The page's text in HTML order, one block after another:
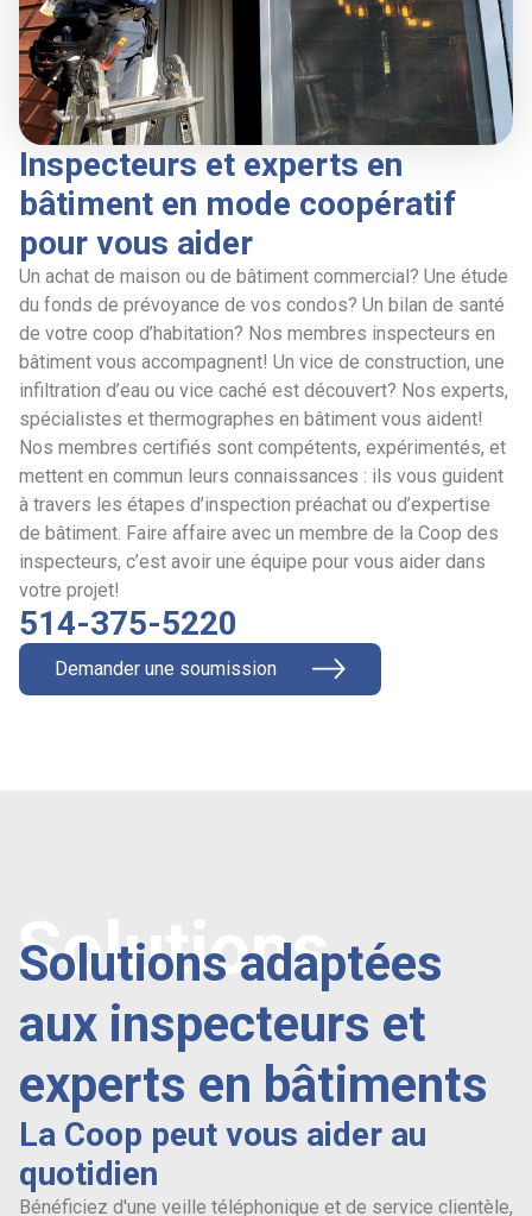
Inspecteurs et experts en
bâtiment en mode coopératif
pour vous aider
Un achat de maison ou de bâtiment commercial? Une étude
du fonds de prévoyance de vos condos? Un bilan de santé
de votre coop d’habitation? Nos membres inspecteurs en
bâtiment vous accompagnent! Un vice de construction, une
infiltration d’eau ou vice caché est découvert? Nos experts,
spécialistes et thermographes en bâtiment vous aident!
Nos membres certifiés sont compétents, expérimentés, et
mettent en commun leurs connaissances : ils vous guident
à travers les étapes d’inspection préachat ou d’expertise
de bâtiment. Faire affaire avec un membre de la Coop des
inspecteurs, c’est avoir une équipe pour vous aider dans
votre projet!
514-375-5220
Demander une soumission
Solutions adaptées
aux inspecteurs et
experts en bâtiments
Solutions
La Coop peut vous aider au
quotidien
Bénéficiez d'une veille téléphonique et de service clientèle,